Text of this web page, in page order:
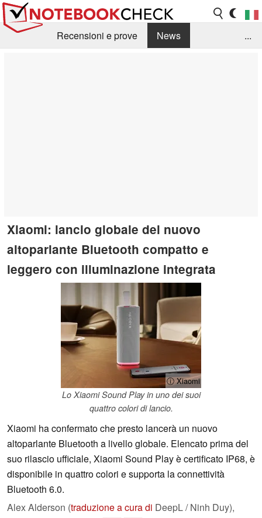
Recensioni e prove
News
...
Xiaomi: lancio globale del nuovo
altoparlante Bluetooth compatto e
leggero con illuminazione integrata
ⓘ Xiaomi
Lo Xiaomi Sound Play in uno dei suoi
quattro colori di lancio.
Xiaomi ha confermato che presto lancerà un nuovo
altoparlante Bluetooth a livello globale. Elencato prima del
suo rilascio ufficiale, Xiaomi Sound Play è certificato IP68, è
disponibile in quattro colori e supporta la connettività
Bluetooth 6.0.
Alex Alderson (traduzione a cura di DeepL / Ninh Duy),